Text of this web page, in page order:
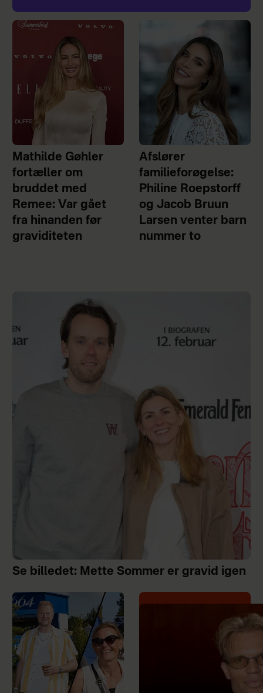
Mathilde Gøhler
fortæller om
bruddet med
Remee: Var gået
fra hinanden før
graviditeten
Afslører
familieforøgelse:
Philine Roepstorff
og Jacob Bruun
Larsen venter barn
nummer to
Se billedet: Mette Sommer er gravid igen